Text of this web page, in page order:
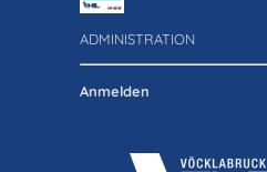
ADMINISTRATION
Anmelden